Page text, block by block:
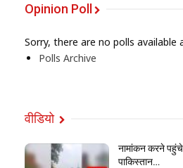
Opinion Poll
Sorry, there are no polls
Polls Archive
वीडियो
नामांकन करने
पाकिस्तान…